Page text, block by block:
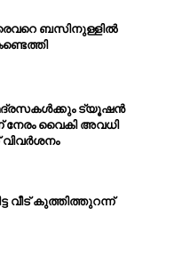
ബസിനുള്ളിൽ
മദ്രസകൾക്കും ട്യൂഷൻ
നേരം വൈകി അവധി
വിവർശനം
വീട് കുത്തിത്തുറന്ന്